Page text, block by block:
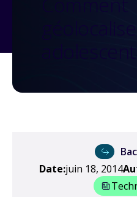
Date:juin 18, 2014